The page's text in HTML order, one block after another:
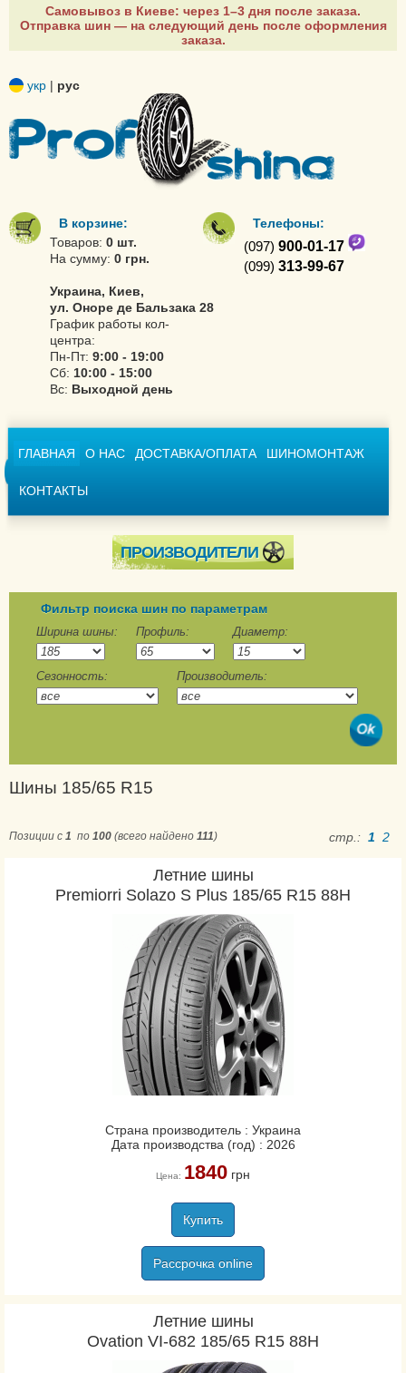
Самовывоз в Киеве: через 1–3 дня после заказа.
Отправка шин — на следующий день после оформления
заказа.
укр | рус
В корзине:
Товаров: 0 шт.
На сумму: 0 грн.
Украина, Киев,
ул. Оноре де Бальзака 28
График работы кол-
центра:
Пн-Пт: 9:00 - 19:00
Сб: 10:00 - 15:00
Вс: Выходной день
Телефоны:
(097) 900-01-17
(099) 313-99-67
ГЛАВНАЯ О НАС ДОСТАВКА/ОПЛАТА ШИНОМОНТАЖ
КОНТАКТЫ
ПРОИЗВОДИТЕЛИ
Advance
Aeolus
Agi Sarek
Alliance
Altenzo
Aptany
Ardent
Arivo
Atlander
Atlas
Atturo
Austone
Barum
Berlin
BF Goodrich
Cachland
CEAT
Compasal
Contyre
Cordiant
CST
Davanti
Фильтр поиска шин по параметрам
Ширина шины: Профиль: Диаметр:
Сезонность: Производитель:
Шины 185/65 R15
Позиции с 1 по 100 (всего найдено 111) стр.: 1 2
Летние шины
Premiorri Solazo S Plus 185/65 R15 88H
Страна производитель : Украина
Дата производства (год) : 2026
Цена: 1840грн
Купить
Рассрочка online
Летние шины
Ovation VI-682 185/65 R15 88H